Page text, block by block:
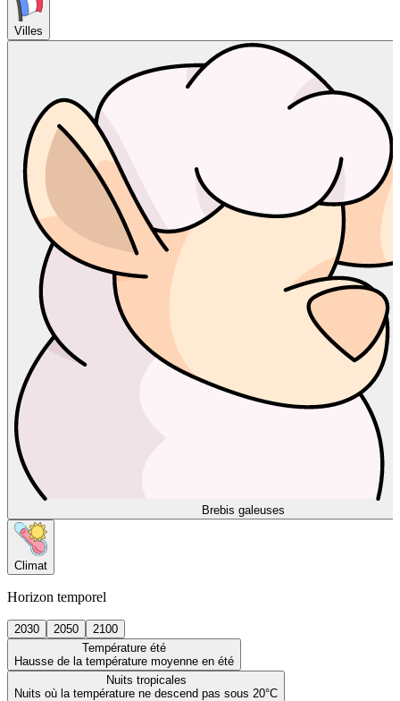
Villes
Brebis galeuses
Climat
Horizon temporel
2030 2050
2100
Température été
Hausse de la température moyenne en été
Nuits tropicales
Nuits où la température ne descend pas sous 20°C